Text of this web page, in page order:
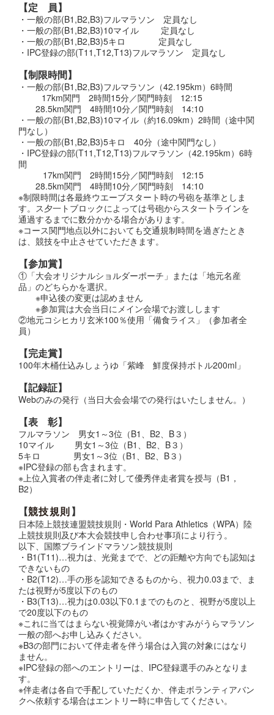
【定 員】
・一般の部(B1,B2,B3)フルマラソン 定員なし
・一般の部(B1,B2,B3)10マイル 定員なし
・一般の部(B1,B2,B3)5キロ 定員なし
・IPC登録の部(T11,T12,T13)フルマラソン 定員なし
【制限時間】
・一般の部(B1,B2,B3)フルマラソン（42.195km）6時間
17km関門 2時間15分／関門時刻 12:15
28.5km関門 4時間10分／関門時刻 14:10
・一般の部(B1,B2,B3)10マイル（約16.09km）2時間（途中関
門なし）
・一般の部(B1,B2,B3)5キロ 40分（途中関門なし）
・IPC登録の部(T11,T12,T13)フルマラソン（42.195km）6時
間
17km関門 2時間15分／関門時刻 12:15
28.5km関門 4時間10分／関門時刻 14:10
※制限時間は各最終ウエーブスタート時の号砲を基準としま
す。ス夕一トブロックによっては号砲からスタ一卜ラインを
通過するまでに数分かかる場合があります。
※コース関門地点以外においても交通規制時間を過ぎたとき
は、競技を中止させていただきます。
【参加賞】
①「大会オリジナルショルダーポーチ」または「地元名産
品」のどちらかを選択。
※申込後の変更は認めません
※参加賞は大会当日にメイン会場でお渡しします
②地元コシヒカリ玄米100％使用「備食ライス」（参加者全
員）
【完走賞】
100年木桶仕込みしょうゆ「紫峰 鮮度保持ボトル200ml」
【記録証】
Webのみの発行（当日大会会場での発行はいたしません。）
【表 彰】
フルマラソン 男女1～3位（B1、B2、B３）
10マイル 男女1～3位（B1、B2、B３）
5キロ 男女1～3位（B1、B2、B３）
※IPC登録の部も含まれます。
※上位入賞者の伴走者に対して優秀伴走者賞を授与（B1，
B2）
【競技規則 】
日本陸上競技連盟競技規則・World Para Athletics（WPA）陸
上競技規則及び本大会競技申し合わせ事項により行う。
以下、国際ブラインドマラソン競技規則
・B1(T11)…視力は、光覚までで、どの距離や方向でも認知は
できないもの
・B2(T12)…手の形を認知できるものから、視力0.03まで、ま
たは視野が5度以下のもの
・B3(T13)…視力は0.03以下0.1までのものと、視野が5度以上
で20度以下のもの
※これに当てはまらない視覚障がい者はかすみがうらマラソン
一般の部へお申し込みください。
※B3の部門において伴走者を伴う場合は入賞の対象にはなり
ません。
※IPC登録の部へのエントリーは、IPC登録選手のみとなりま
す。
※伴走者は各自で手配していただくか、伴走ボランティアバン
クへ依頼する場合はエントリー時に申告してください。